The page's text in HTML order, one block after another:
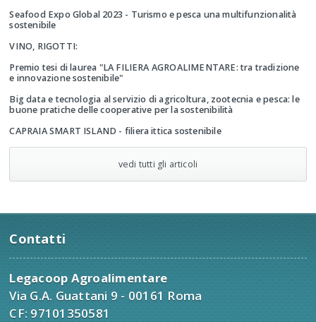
Seafood Expo Global 2023 - Turismo e pesca una multifunzionalità
sostenibile
VINO, RIGOTTI:
Premio tesi di laurea "LA FILIERA AGROALIMENTARE: tra tradizione
e innovazione sostenibile"
Big data e tecnologia al servizio di agricoltura, zootecnia e pesca: le
buone pratiche delle cooperative per la sostenibilità
CAPRAIA SMART ISLAND - filiera ittica sostenibile
vedi tutti gli articoli
Contatti
Legacoop Agroalimentare
Via G.A. Guattani 9 - 00161 Roma
CF: 97101350581